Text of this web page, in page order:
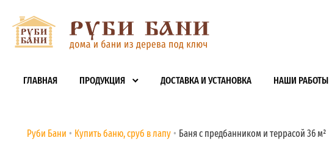
ГЛАВНАЯ ПРОДУКЦИЯ ДОСТАВКА И УСТАНОВКА НАШИ РАБОТЫ
Руби Бани Купить баню, сруб в лапу Баня с предбанником и террасой 36 м²